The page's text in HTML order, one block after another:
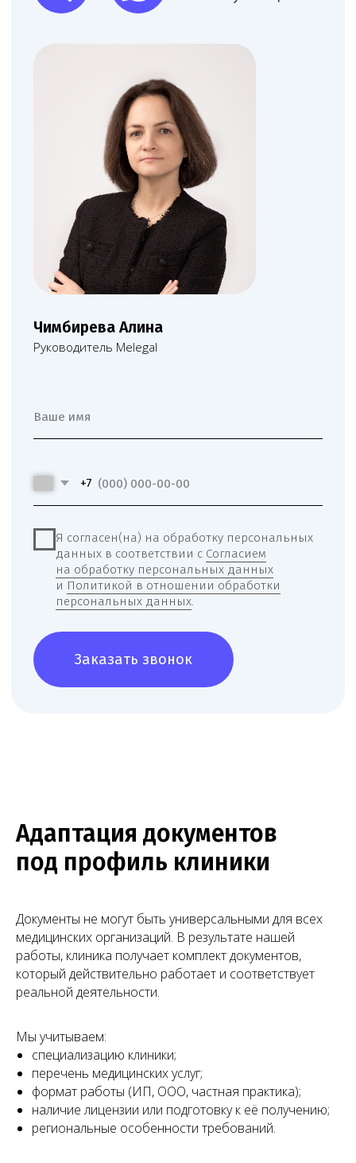
Адаптация документов
под профиль клиники
Документы не могут быть универсальными для всех
медицинских организаций. В результате нашей
работы, клиника получает комплект документов,
который действительно работает и соответствует
реальной деятельности.
Мы учитываем:
специализацию клиники;
перечень медицинских услуг;
формат работы (ИП, ООО, частная практика);
наличие лицензии или подготовку к её получению;
региональные особенности требований.
Согласие на обработку данных, собираемых